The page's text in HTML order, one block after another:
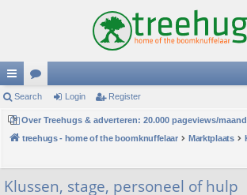
ui
ck
lin
ks
or
u
m
s
Search Login Register
Over Treehugs & adverteren: 20.000 pageviews/maand
treehugs - home of the boomknuffelaar
Marktplaats
Klussen, stage, personeel of hulp